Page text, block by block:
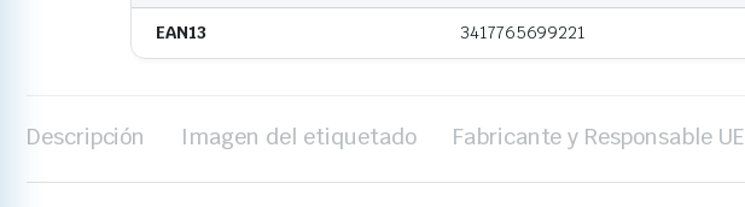
EAN13 3417765699221
Descripción Imagen del etiquetado Fabricante y Responsable UE